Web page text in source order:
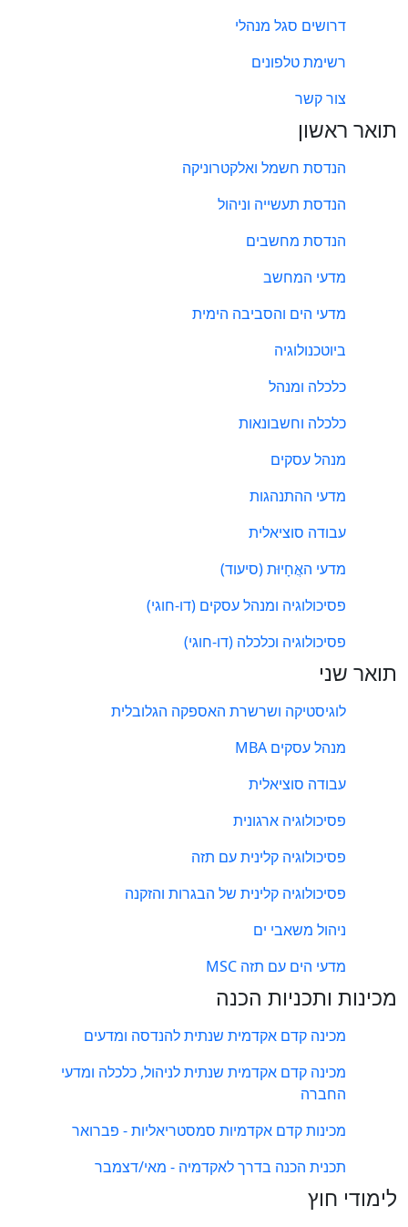
דרושים סגל מנהלי
רשימת טלפונים
צור קשר
תואר ראשון
הנדסת חשמל ואלקטרוניקה
הנדסת תעשייה וניהול
הנדסת מחשבים
מדעי המחשב
מדעי הים והסביבה הימית
ביוטכנולוגיה
כלכלה ומנהל
כלכלה וחשבונאות
מנהל עסקים
מדעי ההתנהגות
עבודה סוציאלית
מדעי האֲחָיוּת (סיעוד)
פסיכולוגיה ומנהל עסקים (דו-חוגי)
פסיכולוגיה וכלכלה (דו-חוגי)
תואר שני
לוגיסטיקה ושרשרת האספקה הגלובלית
מנהל עסקים MBA
עבודה סוציאלית
פסיכולוגיה ארגונית
פסיכולוגיה קלינית עם תזה
פסיכולוגיה קלינית של הבגרות והזקנה
ניהול משאבי ים
מדעי הים עם תזה MSC
מכינות ותכניות הכנה
מכינה קדם אקדמית שנתית להנדסה ומדעים
מכינה קדם אקדמית שנתית לניהול, כלכלה ומדעי
החברה
מכינות קדם אקדמיות סמסטריאליות - פברואר
תכנית הכנה בדרך לאקדמיה - מאי/דצמבר
לימודי חוץ